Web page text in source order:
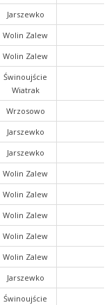
Jarszewko
Wolin Zalew
Wolin Zalew
Świnoujście
Wiatrak
Wrzosowo
Jarszewko
Jarszewko
Wolin Zalew
Wolin Zalew
Wolin Zalew
Wolin Zalew
Wolin Zalew
Jarszewko
Świnoujście